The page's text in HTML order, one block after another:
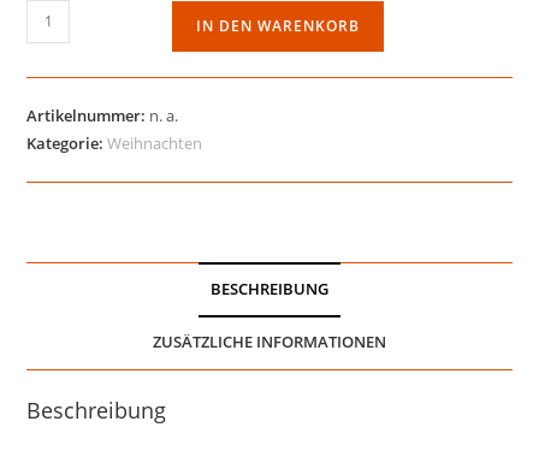
Napoleonhütchen
Menge
IN DEN WARENKORB
Artikelnummer: n. a.
Kategorie:Weihnachten
BESCHREIBUNG
ZUSÄTZLICHE INFORMATIONEN
Beschreibung